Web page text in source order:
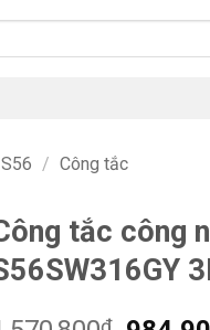
/ Công tắc
tắc công